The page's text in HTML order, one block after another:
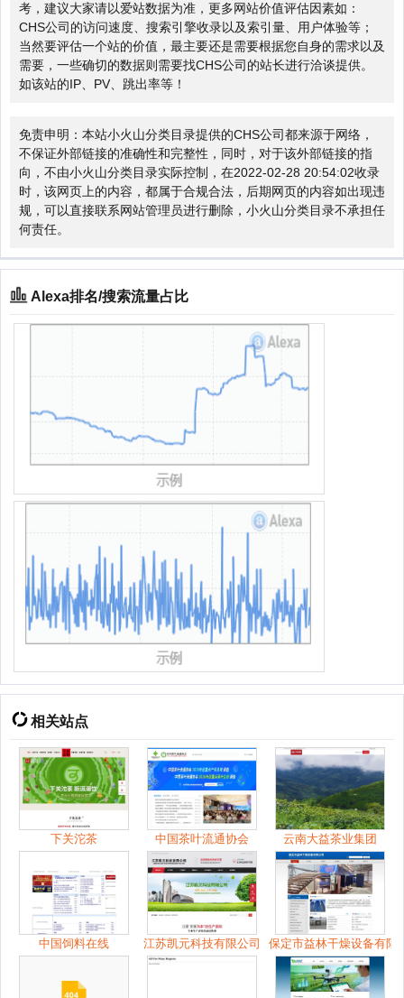
考，建议大家请以爱站数据为准，更多网站价值评估因素如：
CHS公司的访问速度、搜索引擎收录以及索引量、用户体验等；
当然要评估一个站的价值，最主要还是需要根据您自身的需求以及
需要，一些确切的数据则需要找CHS公司的站长进行洽谈提供。
如该站的IP、PV、跳出率等！
免责申明：本站小火山分类目录提供的CHS公司都来源于网络，
不保证外部链接的准确性和完整性，同时，对于该外部链接的指
向，不由小火山分类目录实际控制，在2022-02-28 20:54:02收录
时，该网页上的内容，都属于合规合法，后期网页的内容如出现违
规，可以直接联系网站管理员进行删除，小火山分类目录不承担任
何责任。
Alexa排名/搜索流量占比
相关站点
下关沱茶 中国茶叶流通协会 云南大益茶业集团
中国饲料在线 江苏凯元科技有限公司 保定市益林干燥设备有限